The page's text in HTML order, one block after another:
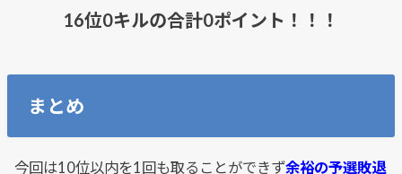
16位0キルの合計0ポイント！！！
まとめ
今回は10位以内を1回も取ることができず余裕の予選敗退